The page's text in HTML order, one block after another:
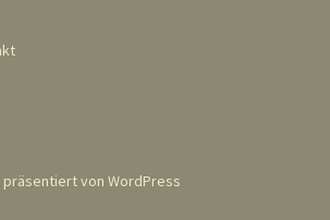
von WordPress